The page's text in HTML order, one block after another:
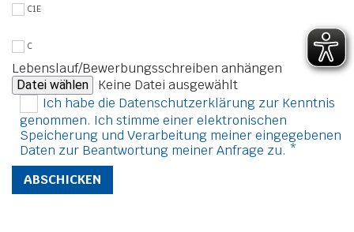
C1E
C
Lebenslauf/Bewerbungsschreiben anhängen
Datei wählen
Keine Datei ausgewählt
Ich habe die Datenschutzerklärung zur Kenntnis
genommen. Ich stimme einer elektronischen
Speicherung und Verarbeitung meiner eingegebenen
Daten zur Beantwortung meiner Anfrage zu. *